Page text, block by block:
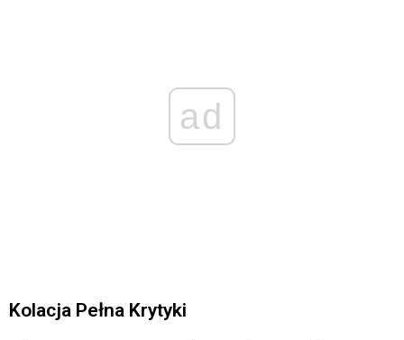
ad
Kolacja Pełna Krytyki